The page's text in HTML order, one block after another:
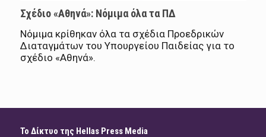
Σχέδιο «Αθηνά»: Νόμιμα όλα τα ΠΔ
Νόμιμα κρίθηκαν όλα τα σχέδια Προεδρικών
Διαταγμάτων του Υπουργείου Παιδείας για το
σχέδιο «Αθηνά».
Το Δίκτυο της Hellas Press Media